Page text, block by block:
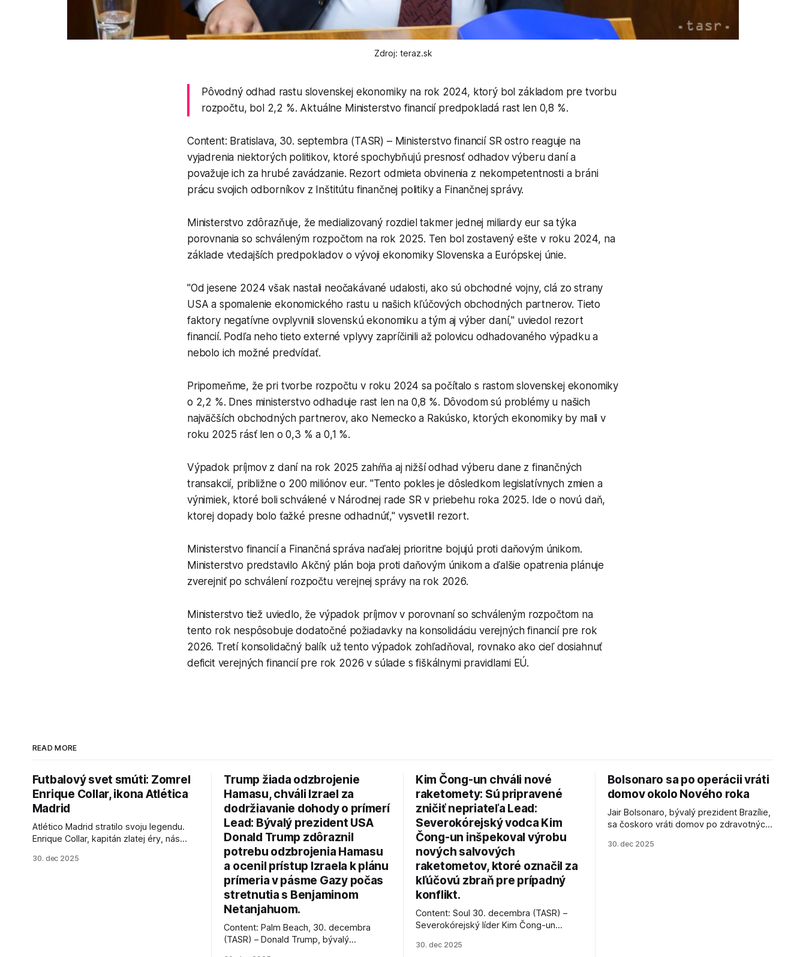
Zdroj: teraz.sk
Pôvodný odhad rastu slovenskej ekonomiky na rok 2024, ktorý bol základom pre tvorbu
rozpočtu, bol 2,2 %. Aktuálne Ministerstvo financií predpokladá rast len 0,8 %.
Content: Bratislava, 30. septembra (TASR) – Ministerstvo financií SR ostro reaguje na
vyjadrenia niektorých politikov, ktoré spochybňujú presnosť odhadov výberu daní a
považuje ich za hrubé zavádzanie. Rezort odmieta obvinenia z nekompetentnosti a bráni
prácu svojich odborníkov z Inštitútu finančnej politiky a Finančnej správy.
Ministerstvo zdôrazňuje, že medializovaný rozdiel takmer jednej miliardy eur sa týka
porovnania so schváleným rozpočtom na rok 2025. Ten bol zostavený ešte v roku 2024, na
základe vtedajších predpokladov o vývoji ekonomiky Slovenska a Európskej únie.
"Od jesene 2024 však nastali neočakávané udalosti, ako sú obchodné vojny, clá zo strany
USA a spomalenie ekonomického rastu u našich kľúčových obchodných partnerov. Tieto
faktory negatívne ovplyvnili slovenskú ekonomiku a tým aj výber daní," uviedol rezort
financií. Podľa neho tieto externé vplyvy zapríčinili až polovicu odhadovaného výpadku a
nebolo ich možné predvídať.
Pripomeňme, že pri tvorbe rozpočtu v roku 2024 sa počítalo s rastom slovenskej ekonomiky
o 2,2 %. Dnes ministerstvo odhaduje rast len na 0,8 %. Dôvodom sú problémy u našich
najväčších obchodných partnerov, ako Nemecko a Rakúsko, ktorých ekonomiky by mali v
roku 2025 rásť len o 0,3 % a 0,1 %.
Výpadok príjmov z daní na rok 2025 zahŕňa aj nižší odhad výberu dane z finančných
transakcií, približne o 200 miliónov eur. "Tento pokles je dôsledkom legislatívnych zmien a
výnimiek, ktoré boli schválené v Národnej rade SR v priebehu roka 2025. Ide o novú daň,
ktorej dopady bolo ťažké presne odhadnúť," vysvetlil rezort.
Ministerstvo financií a Finančná správa naďalej prioritne bojujú proti daňovým únikom.
Ministerstvo predstavilo Akčný plán boja proti daňovým únikom a ďalšie opatrenia plánuje
zverejniť po schválení rozpočtu verejnej správy na rok 2026.
Ministerstvo tiež uviedlo, že výpadok príjmov v porovnaní so schváleným rozpočtom na
tento rok nespôsobuje dodatočné požiadavky na konsolidáciu verejných financií pre rok
2026. Tretí konsolidačný balík už tento výpadok zohľadňoval, rovnako ako cieľ dosiahnuť
deficit verejných financií pre rok 2026 v súlade s fiškálnymi pravidlami EÚ.
READ MORE
Futbalový svet smúti: Zomrel
Enrique Collar, ikona Atlética
Madrid
Atlético Madrid stratilo svoju legendu.
Enrique Collar, kapitán zlatej éry, nás
jeho úspechy a odkaz.
30. dec 2025
Trump žiada odzbrojenie
Hamasu, chváli Izrael za
dodržiavanie dohody o prímerí
Lead: Bývalý prezident USA
Donald Trump zdôraznil
potrebu odzbrojenia Hamasu
a ocenil prístup Izraela k plánu
prímeria v pásme Gazy počas
stretnutia s Benjaminom
Netanjahuom.
Content: Palm Beach, 30. decembra
(TASR) – Donald Trump, bývalý
Kim Čong-un chváli nové
raketomety: Sú pripravené
zničiť nepriateľa Lead:
Severokórejský vodca Kim
Čong-un inšpekoval výrobu
nových salvových
raketometov, ktoré označil za
kľúčovú zbraň pre prípadný
konflikt.
Content: Soul 30. decembra (TASR) –
Severokórejský líder Kim Čong-un
najnovšie salvové raketomety a nešetril
30. dec 2025
Bolsonaro sa po operácii vráti
domov okolo Nového roka
Jair Bolsonaro, bývalý prezident Brazílie,
sa čoskoro vráti domov po zdravotných
30. dec 2025